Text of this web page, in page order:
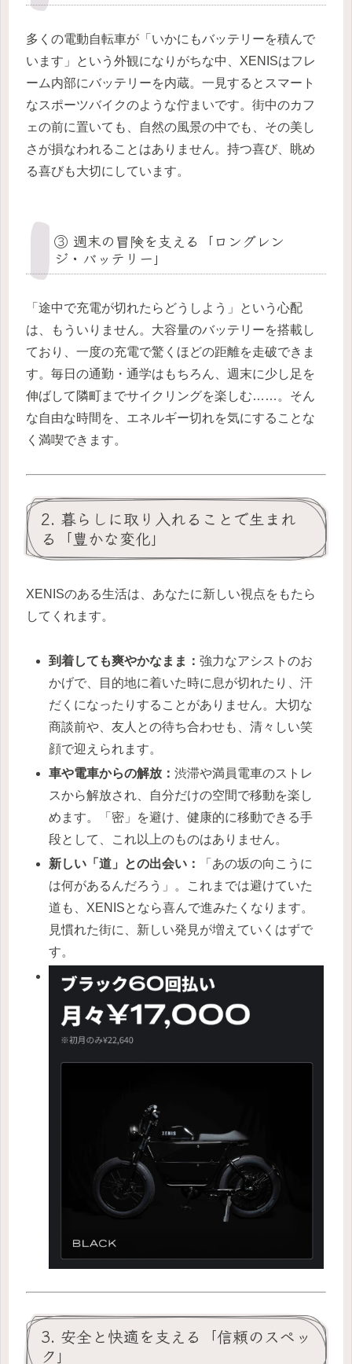
多くの電動自転車が「いかにもバッテリーを積んで
います」という外観になりがちな中、XENISはフレ
ーム内部にバッテリーを内蔵。一見するとスマート
なスポーツバイクのような佇まいです。街中のカフ
ェの前に置いても、自然の風景の中でも、その美し
さが損なわれることはありません。持つ喜び、眺め
る喜びも大切にしています。
③ 週末の冒険を支える「ロングレン
ジ・バッテリー」
「途中で充電が切れたらどうしよう」という心配
は、もういりません。大容量のバッテリーを搭載し
ており、一度の充電で驚くほどの距離を走破できま
す。毎日の通勤・通学はもちろん、週末に少し足を
伸ばして隣町までサイクリングを楽しむ……。そん
な自由な時間を、エネルギー切れを気にすることな
く満喫できます。
2. 暮らしに取り入れることで生まれ
る「豊かな変化」
XENISのある生活は、あなたに新しい視点をもたら
してくれます。
到着しても爽やかなまま：強力なアシストのお
かげで、目的地に着いた時に息が切れたり、汗
だくになったりすることがありません。大切な
商談前や、友人との待ち合わせも、清々しい笑
顔で迎えられます。
車や電車からの解放：渋滞や満員電車のストレ
スから解放され、自分だけの空間で移動を楽し
めます。「密」を避け、健康的に移動できる手
段として、これ以上のものはありません。
新しい「道」との出会い：
「あの坂の向こうに
は何があるんだろう」。これまでは避けていた
道も、XENISとなら喜んで進みたくなります。
見慣れた街に、新しい発見が増えていくはずで
す。
3. 安全と快適を支える「信頼のスペッ
ク」